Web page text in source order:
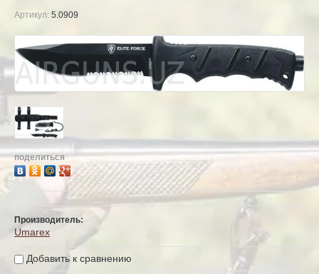
Артикул: 5.0909
поделиться
Производитель:
Umarex
Добавить к сравнению